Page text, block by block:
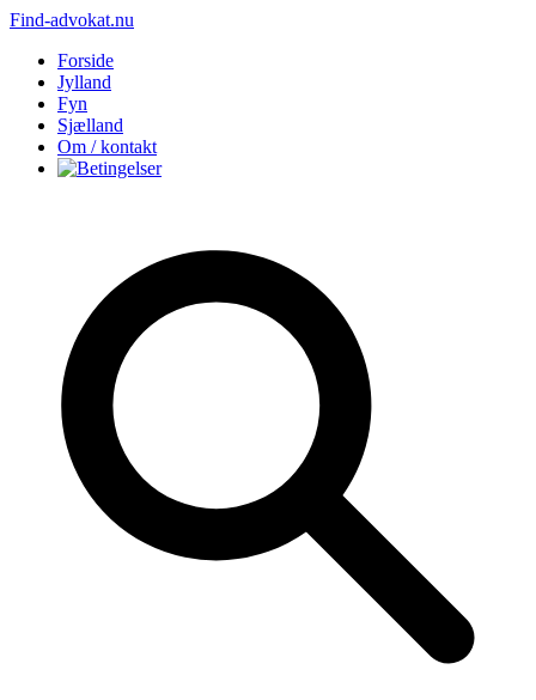
Find-advokat.nu
Forside
Jylland
Fyn
Sjælland
Om / kontakt